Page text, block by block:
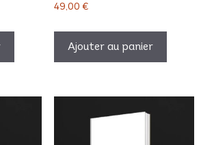
49,00 €
Ajouter au panier